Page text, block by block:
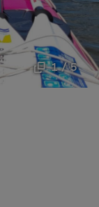
1 / 5